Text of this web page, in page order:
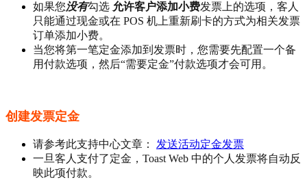
如果您没有勾选 允许客户添加小费发票上的选项，客人
只能通过现金或在 POS 机上重新刷卡的方式为相关发票
订单添加小费。
当您将第一笔定金添加到发票时，您需要先配置一个备
用付款选项，然后“需要定金”付款选项才会可用。
创建发票定金
请参考此支持中心文章： 发送活动定金发票
一旦客人支付了定金，Toast Web 中的个人发票将自动反
映此项付款。